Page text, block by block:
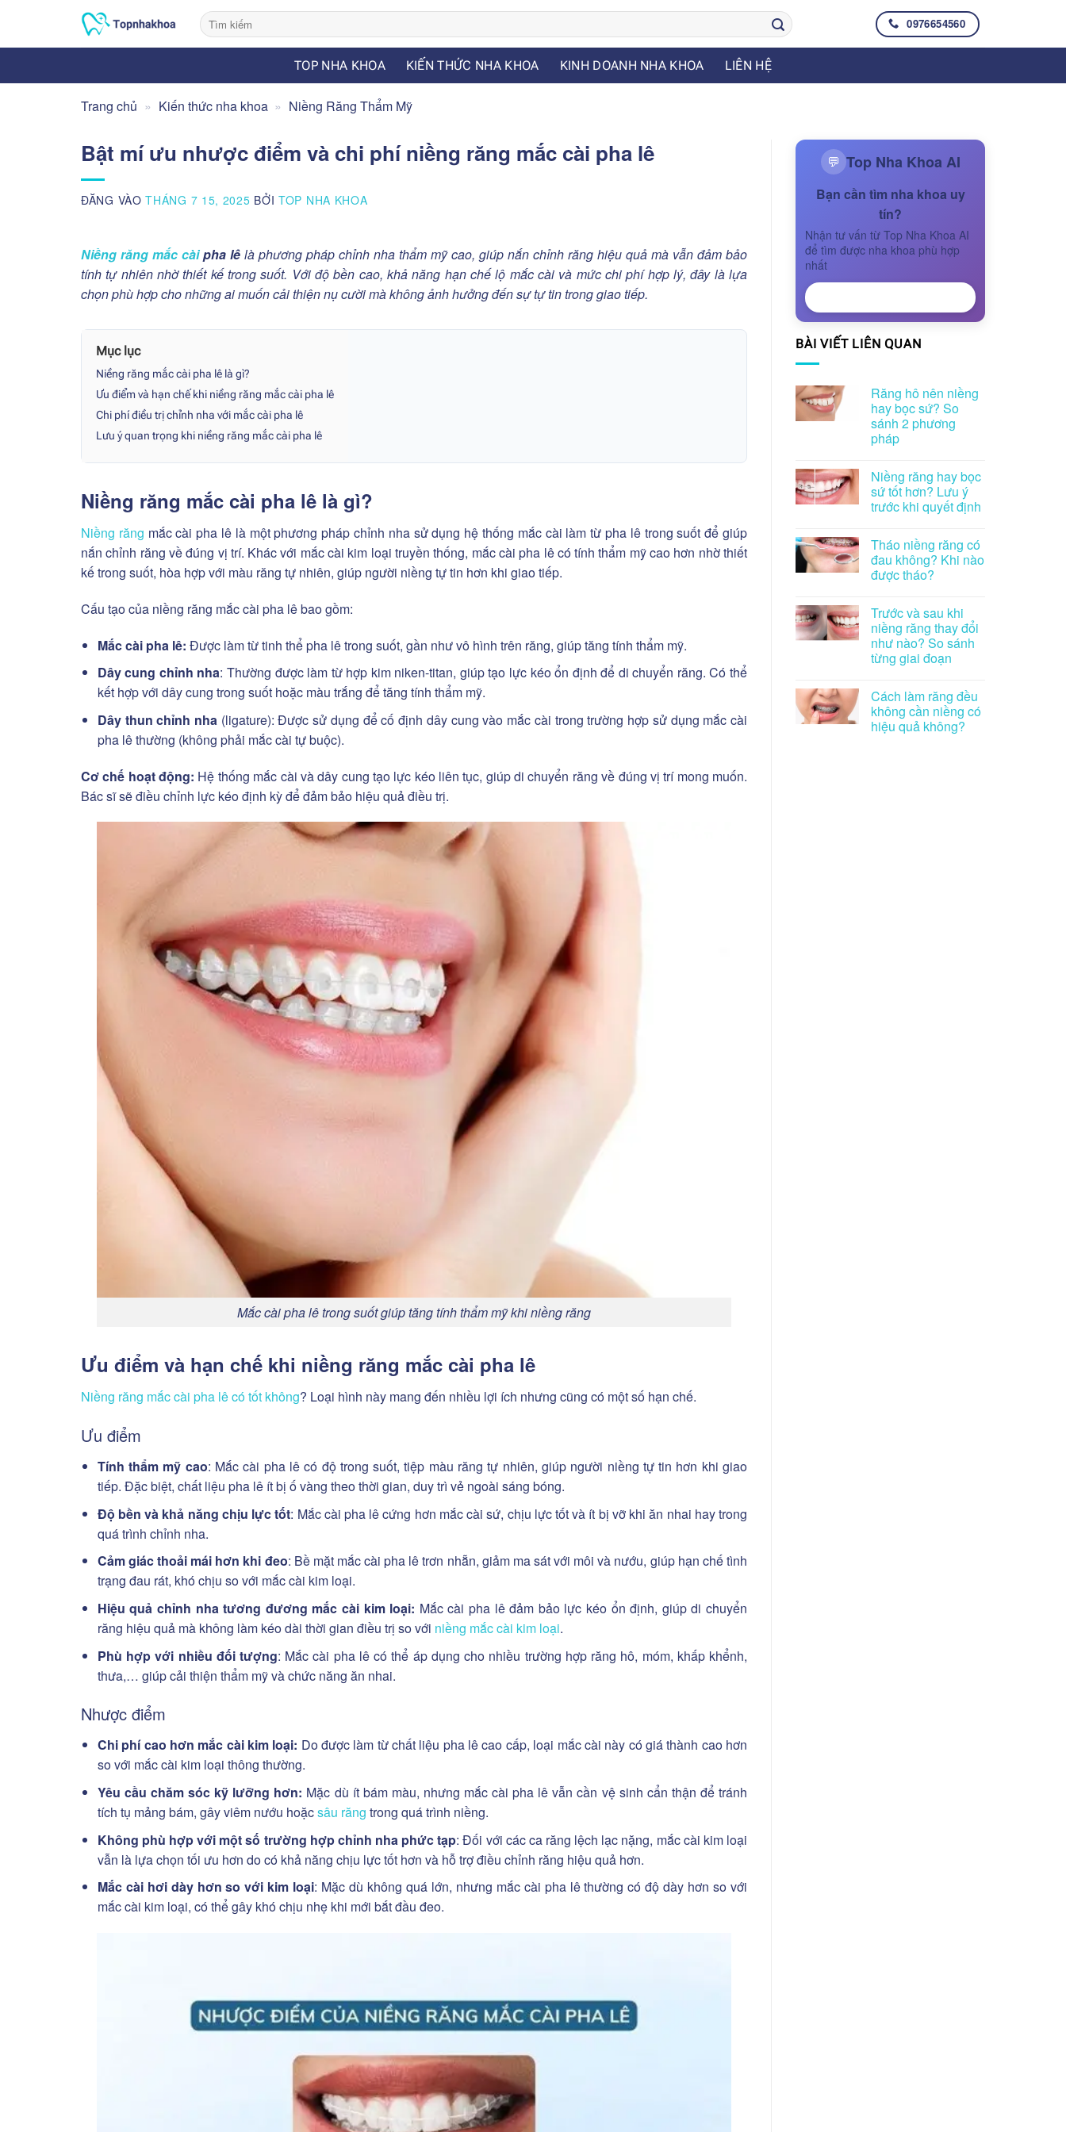
nội
0976654560
TOP NHA KHOA KIẾN THỨC NHA KHOA KINH DOANH NHA KHOA LIÊN HỆ
Trang chủ » Kiến thức nha khoa » Niềng Răng Thẩm Mỹ
Bật mí ưu nhược điểm và chi phí niềng răng mắc cài pha lê
ĐĂNG VÀOTHÁNG 7 15, 2025 BỞITOP NHA KHOA
Niềng răng mắc càipha lê là phương pháp chỉnh nha thẩm mỹ cao, giúp nắn chỉnh răng hiệu quả mà vẫn đảm bảo
tính tự nhiên nhờ thiết kế trong suốt. Với độ bền cao, khả năng hạn chế lộ mắc cài và mức chi phí hợp lý, đây là lựa
chọn phù hợp cho những ai muốn cải thiện nụ cười mà không ảnh hưởng đến sự tự tin trong giao tiếp.
Mục lục
Niềng răng mắc cài pha lê là gì?
Ưu điểm và hạn chế khi niềng răng mắc cài pha lê
Chi phí điều trị chỉnh nha với mắc cài pha lê
Lưu ý quan trọng khi niềng răng mắc cài pha lê
Niềng răng mắc cài pha lê là gì?
Niềng răng mắc cài pha lê là một phương pháp chỉnh nha sử dụng hệ thống mắc cài làm từ pha lê trong suốt để giúp
nắn chỉnh răng về đúng vị trí. Khác với mắc cài kim loại truyền thống, mắc cài pha lê có tính thẩm mỹ cao hơn nhờ thiết
kế trong suốt, hòa hợp với màu răng tự nhiên, giúp người niềng tự tin hơn khi giao tiếp.
Cấu tạo của niềng răng mắc cài pha lê bao gồm:
Mắc cài pha lê: Được làm từ tinh thể pha lê trong suốt, gần như vô hình trên răng, giúp tăng tính thẩm mỹ.
Dây cung chỉnh nha: Thường được làm từ hợp kim niken-titan, giúp tạo lực kéo ổn định để di chuyển răng. Có thể
kết hợp với dây cung trong suốt hoặc màu trắng để tăng tính thẩm mỹ.
Dây thun chỉnh nha (ligature): Được sử dụng để cố định dây cung vào mắc cài trong trường hợp sử dụng mắc cài
pha lê thường (không phải mắc cài tự buộc).
Cơ chế hoạt động: Hệ thống mắc cài và dây cung tạo lực kéo liên tục, giúp di chuyển răng về đúng vị trí mong muốn.
Bác sĩ sẽ điều chỉnh lực kéo định kỳ để đảm bảo hiệu quả điều trị.
Mắc cài pha lê trong suốt giúp tăng tính thẩm mỹ khi niềng răng
Ưu điểm và hạn chế khi niềng răng mắc cài pha lê
Niềng răng mắc cài pha lê có tốt không? Loại hình này mang đến nhiều lợi ích nhưng cũng có một số hạn chế.
Ưu điểm
Tính thẩm mỹ cao: Mắc cài pha lê có độ trong suốt, tiệp màu răng tự nhiên, giúp người niềng tự tin hơn khi giao
tiếp. Đặc biệt, chất liệu pha lê ít bị ố vàng theo thời gian, duy trì vẻ ngoài sáng bóng.
Độ bền và khả năng chịu lực tốt: Mắc cài pha lê cứng hơn mắc cài sứ, chịu lực tốt và ít bị vỡ khi ăn nhai hay trong
quá trình chỉnh nha.
Cảm giác thoải mái hơn khi đeo: Bề mặt mắc cài pha lê trơn nhẵn, giảm ma sát với môi và nướu, giúp hạn chế tình
trạng đau rát, khó chịu so với mắc cài kim loại.
Hiệu quả chỉnh nha tương đương mắc cài kim loại: Mắc cài pha lê đảm bảo lực kéo ổn định, giúp di chuyển
răng hiệu quả mà không làm kéo dài thời gian điều trị so với niềng mắc cài kim loại.
Phù hợp với nhiều đối tượng: Mắc cài pha lê có thể áp dụng cho nhiều trường hợp răng hô, móm, khấp khểnh,
thưa,… giúp cải thiện thẩm mỹ và chức năng ăn nhai.
Nhược điểm
Chi phí cao hơn mắc cài kim loại: Do được làm từ chất liệu pha lê cao cấp, loại mắc cài này có giá thành cao hơn
so với mắc cài kim loại thông thường.
Yêu cầu chăm sóc kỹ lưỡng hơn: Mặc dù ít bám màu, nhưng mắc cài pha lê vẫn cần vệ sinh cẩn thận để tránh
tích tụ mảng bám, gây viêm nướu hoặcsâu răng trong quá trình niềng.
Không phù hợp với một số trường hợp chỉnh nha phức tạp: Đối với các ca răng lệch lạc nặng, mắc cài kim loại
vẫn là lựa chọn tối ưu hơn do có khả năng chịu lực tốt hơn và hỗ trợ điều chỉnh răng hiệu quả hơn.
Mắc cài hơi dày hơn so với kim loại: Mặc dù không quá lớn, nhưng mắc cài pha lê thường có độ dày hơn so với
mắc cài kim loại, có thể gây khó chịu nhẹ khi mới bắt đầu đeo.
💬 Top Nha Khoa AI
Bạn cần tìm nha khoa uy
tín?
Nhận tư vấn từ Top Nha Khoa AI
để tìm được nha khoa phù hợp
nhất
BÀI VIẾT LIÊN QUAN
Răng hô nên niềng
hay bọc sứ? So
sánh 2 phương
pháp
Niềng răng hay bọc
sứ tốt hơn? Lưu ý
trước khi quyết định
Tháo niềng răng có
đau không? Khi nào
được tháo?
Trước và sau khi
niềng răng thay đổi
như nào? So sánh
từng giai đoạn
Cách làm răng đều
không cần niềng có
hiệu quả không?